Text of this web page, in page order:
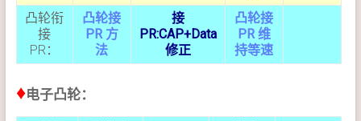
凸轮衔
接
PR：
凸轮接
PR 方
法
接
PR:CAP+Data
修正
凸轮接
PR 维
持等速
♦电子凸轮：